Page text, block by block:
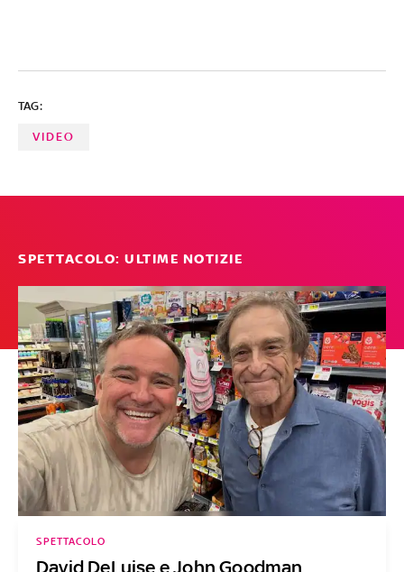
TAG:
VIDEO
SPETTACOLO: ULTIME NOTIZIE
David DeLuise e John Goodman
SPETTACOLO